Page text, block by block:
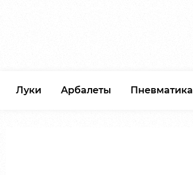
Луки Арбалеты Пневматика